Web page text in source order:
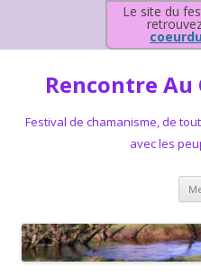
Le site du
Rencontre Au
Festival de chamanisme, de
avec les